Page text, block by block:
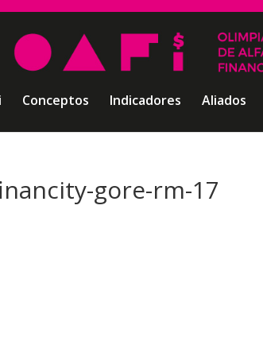
Conceptos Indicadores Aliados
gore-rm-17